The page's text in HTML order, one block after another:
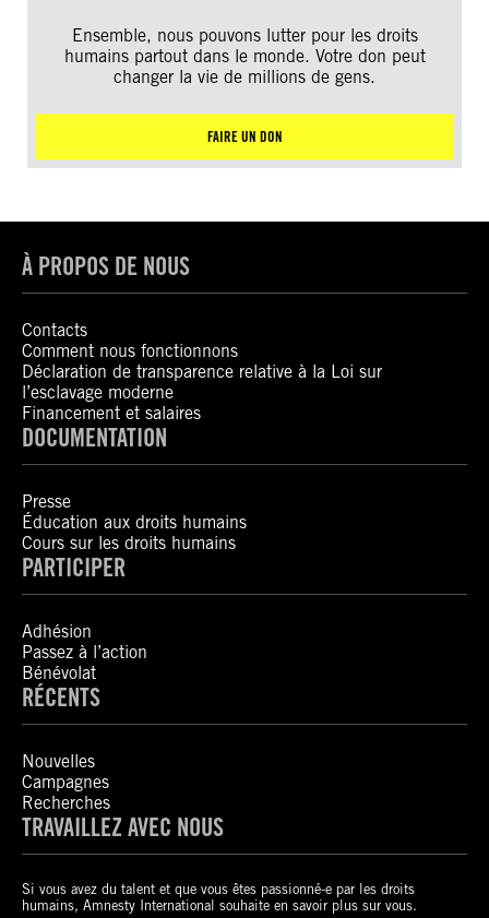
Ensemble, nous pouvons lutter pour les droits
humains partout dans le monde. Votre don peut
changer la vie de millions de gens.
FAIRE UN DON
À PROPOS DE NOUS
Contacts
Comment nous fonctionnons
Déclaration de transparence relative à la Loi sur
l’esclavage moderne
Financement et salaires
DOCUMENTATION
Presse
Éducation aux droits humains
Cours sur les droits humains
PARTICIPER
Adhésion
Passez à l’action
Bénévolat
RÉCENTS
Nouvelles
Campagnes
Recherches
TRAVAILLEZ AVEC NOUS
Si vous avez du talent et que vous êtes passionné-e par les droits
humains, Amnesty International souhaite en savoir plus sur vous.